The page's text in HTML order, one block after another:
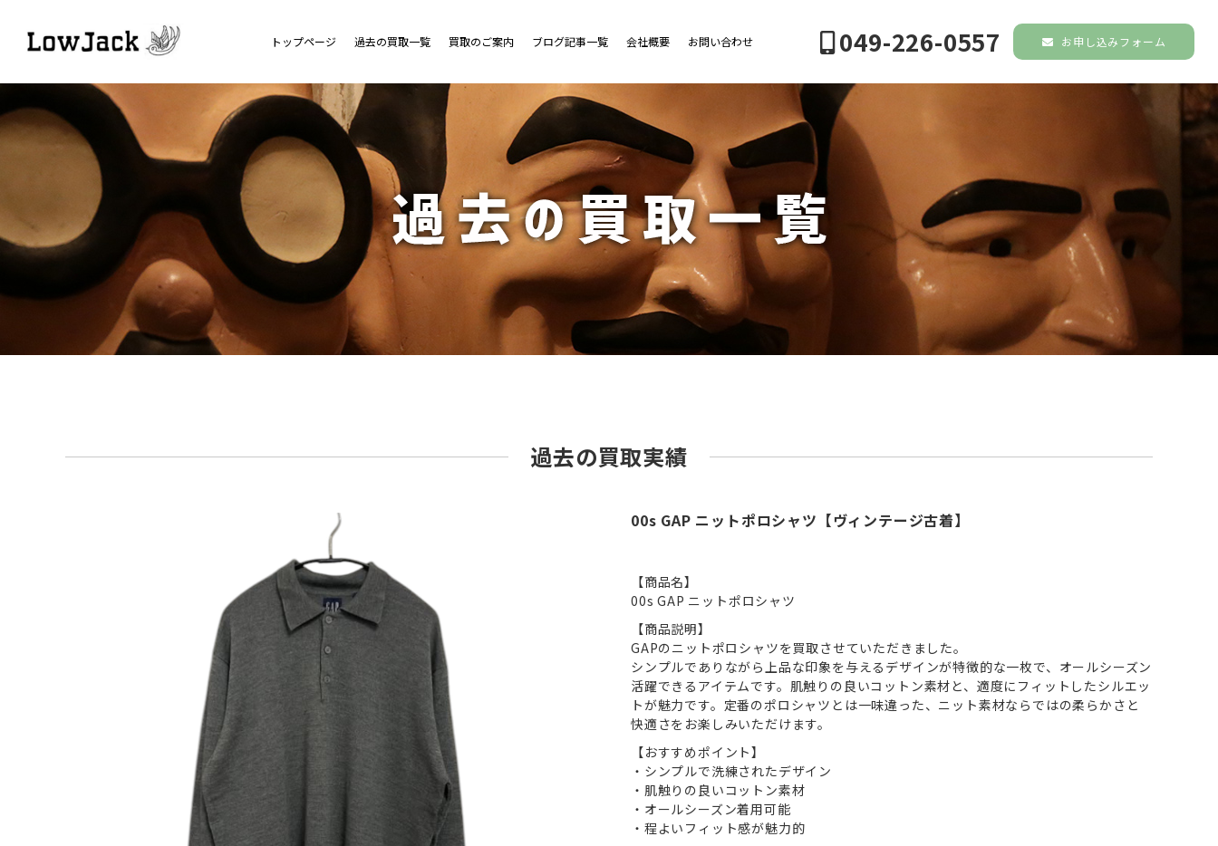
トップページ 過去の買取一覧 買取のご案内 ブログ記事一覧 会社概要 お問い合わせ 049-226-0557 お申し込みフォーム
過去の買取実績
00s GAP ニットポロシャツ【ヴィンテージ古着】
【商品名】
00s GAP ニットポロシャツ
【商品説明】
GAPのニットポロシャツを買取させていただきました。
シンプルでありながら上品な印象を与えるデザインが特徴的な一枚で、オールシーズン
活躍できるアイテムです。肌触りの良いコットン素材と、適度にフィットしたシルエッ
トが魅力です。定番のポロシャツとは一味違った、ニット素材ならではの柔らかさと
快適さをお楽しみいただけます。
【おすすめポイント】
・シンプルで洗練されたデザイン
・肌触りの良いコットン素材
・オールシーズン着用可能
・程よいフィット感が魅力的